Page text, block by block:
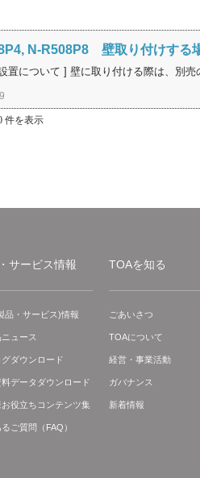
N-R508P8 壁取り付けする
置について ] 壁に取り付ける際は、別
件を表示
サービス情報
品・サービス)情報
ュース
グダウンロード
データダウンロード
お役立ちコンテンツ集
ご質問（FAQ）
TOAを知る
ごあいさつ
TOAについて
経営・事業活動
ガバナンス
新着情報